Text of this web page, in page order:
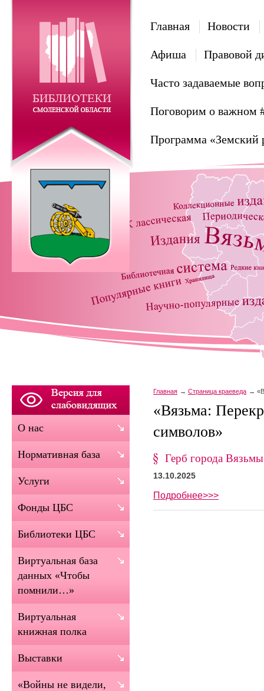
Главная Новости
Афиша Правовой
Часто задаваемые
Поговорим о важном
Программа «Земский
Главная Страница краеведа
«Вязьма:
символов»
Герб города Вязьмы
13.10.2025
Подробнее>>>
О нас
Нормативная база
Услуги
Фонды ЦБС
Библиотеки ЦБС
Виртуальная база
данных «Чтобы
помнили…»
Виртуальная
книжная полка
Выставки
«Войны не видели,